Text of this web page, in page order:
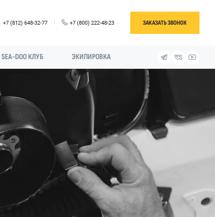
+7 (812) 648-32-77 +7 (800) 222-48-23 ЗАКАЗАТЬ ЗВОНОК
SEA-DOO КЛУБ ЭКИПИРОВКА